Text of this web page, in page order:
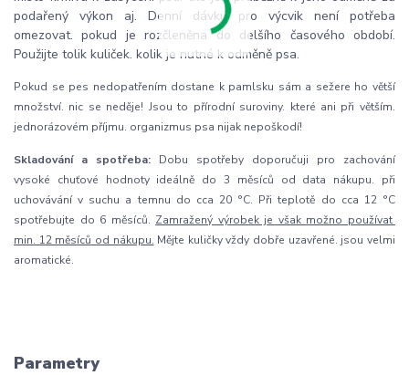
podařený výkon aj. Denní dávku pro výcvik není potřeba
omezovat. pokud je rozčleněna do delšího časového období.
Použijte tolik kuliček. kolik je nutné k odměně psa.
Pokud se pes nedopatřením dostane k pamlsku sám a sežere ho větší
množství. nic se neděje! Jsou to přírodní suroviny. které ani při větším.
jednorázovém příjmu. organizmus psa nijak nepoškodí!
Skladování a spotřeba:Dobu spotřeby doporučuji pro zachování
vysoké chuťové hodnoty ideálně do 3 měsíců od data nákupu. při
uchovávání v suchu a temnu do cca 20 °C. Při teplotě do cca 12 °C
spotřebujte do 6 měsíců. Zamražený výrobek je však možno používat
min. 12 měsíců od nákupu. Mějte kuličky vždy dobře uzavřené. jsou velmi
aromatické.
Parametry